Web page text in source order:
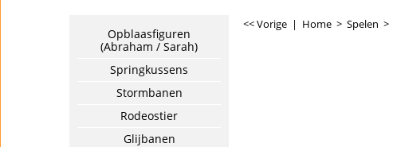
Opblaasfiguren
(Abraham / Sarah)
Springkussens
Stormbanen
Rodeostier
Glijbanen
<< Vorige | Home > Spelen >